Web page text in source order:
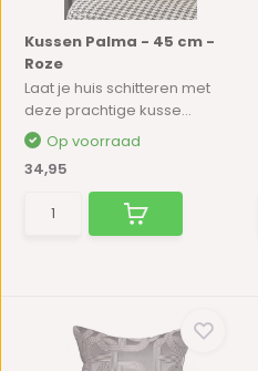
Kussen Palma - 45 cm -
Roze
Laat je huis schitteren met
deze prachtige kusse...
Op voorraad
34,95